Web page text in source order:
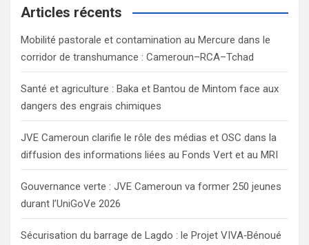
c
Articles récents
Mobilité pastorale et contamination au Mercure dans le
corridor de transhumance : Cameroun–RCA–Tchad
Santé et agriculture : Baka et Bantou de Mintom face aux
dangers des engrais chimiques
JVE Cameroun clarifie le rôle des médias et OSC dans la
diffusion des informations liées au Fonds Vert et au MRI
Gouvernance verte : JVE Cameroun va former 250 jeunes
durant l’UniGoVe 2026
Sécurisation du barrage de Lagdo : le Projet VIVA‑Bénoué